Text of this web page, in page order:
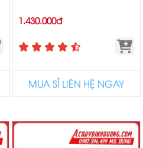
1.430.000đ
MUA SỈ LIÊN HỆ NGAY